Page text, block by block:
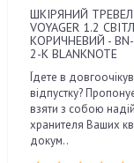
ШКІРЯНИЙ
VOYAGER 1.2
КОРИЧНЕВИЙ -
2-K BLANKNOTE
Їдете в
відпустку?
взяти з собою
хранителя Ваших
докум..